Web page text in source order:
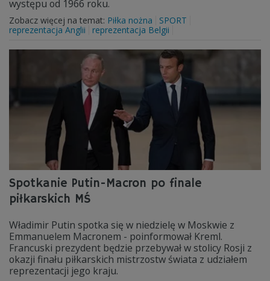
występu od 1966 roku.
Zobacz więcej na temat: Piłka nożna
SPORT
reprezentacja Anglii
reprezentacja Belgii
Spotkanie Putin-Macron po finale
piłkarskich MŚ
Władimir Putin spotka się w niedzielę w Moskwie z
Emmanuelem Macronem - poinformował Kreml.
Francuski prezydent będzie przebywał w stolicy Rosji z
okazji finału piłkarskich mistrzostw świata z udziałem
reprezentacji jego kraju.